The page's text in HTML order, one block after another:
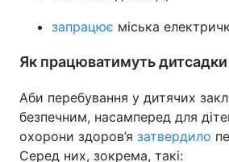
запрацює міська
Як працюватимуть дитсадки
Аби перебування у дитячих
безпечним, насамперед для
охорони здоров’я затвердило
Серед них, зокрема, такі: